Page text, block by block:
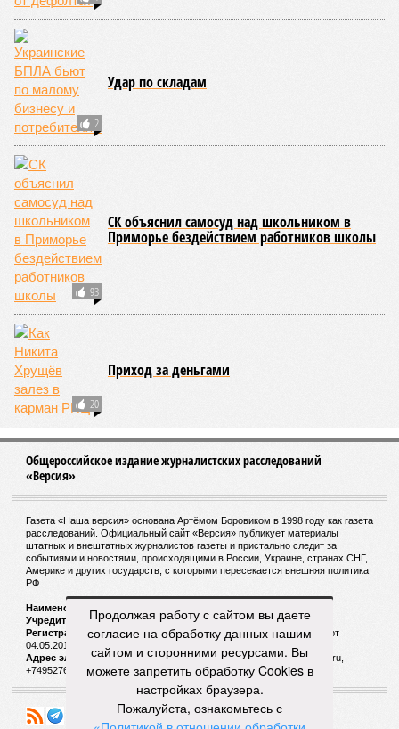
Сдали карты
СЛУЧАЙНЫЕ СТАТЬИ
Волынщики у врат рассвета
Piper At The Gates Of Dawn» исполнилось 55 лет!
Продолжая работу с сайтом вы даете
согласие на обработку данных нашим
сайтом и сторонними ресурсами. Вы
можете запретить обработку Cookies в
настройках браузера.
Пожалуйста, ознакомьтесь с